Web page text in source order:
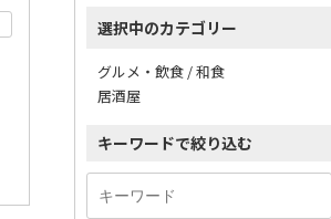
選択中のカテゴリー
グルメ・飲食 / 和食
居酒屋
キーワードで絞り込む